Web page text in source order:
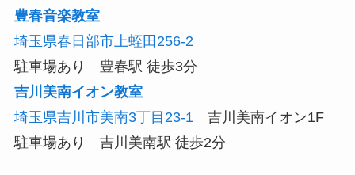
豊春音楽教室
埼玉県春日部市上蛭田256-2
駐車場あり 豊春駅 徒歩3分
吉川美南イオン教室
埼玉県吉川市美南3丁目23-1 吉川美南イオン1F
駐車場あり 吉川美南駅 徒歩2分